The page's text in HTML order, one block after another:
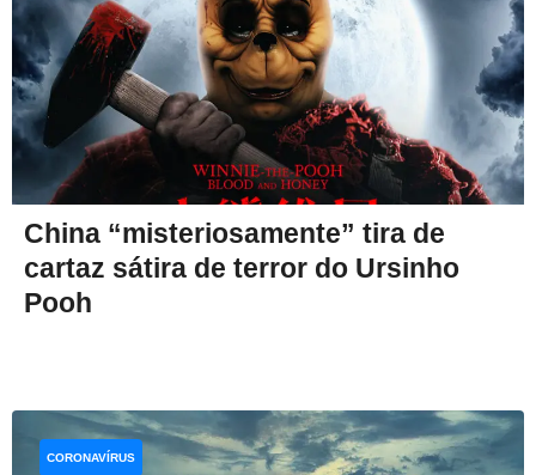
China “misteriosamente” tira de
cartaz sátira de terror do Ursinho
Pooh
CORONAVÍRUS